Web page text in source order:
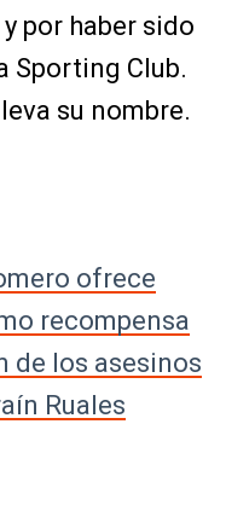
por haber sido
Sporting Club.
su nombre.
ofrece
recompensa
de los asesinos
Ruales